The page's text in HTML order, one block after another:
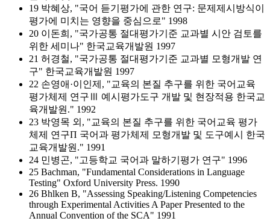
19 박혜상, "국어 듣기평가에 관한 연구: 문제제시방식이
평가에 미치는 영향을 중심으로" 1998
20 이돈희, "국가공통 절대평가기준 교과별 시안 검토를
위한 세미나" 한국교육개발원 1997
21 허경철, "국가공통 절대평가기준 교과별 모형개발 연
구" 한국교육개발원 1997
22 손영애·이인제, "교육의 본질 추구를 위한 국어교육
평가체제 연구Ⅲ 예시평가도구 개발 및 현장적용 한국교
육개발원." 1992
23 박영목 외, "교육의 본질 추구를 위한 국어교육 평가
체제 연구Π 국어과 평가체제 모형개발 및 도구예시 한국
교육개발원." 1991
24 민병곤, "고등학교 국어과 말하기평가 연구" 1996
25 Bachman, "Fundamental Considerations in Language
Testing" Oxford University Press. 1990
26 Bhlken B, "Assessing Speaking/Listening Competencies
through Experimental Activities A Paper Presented to the
Annual Convention of the SCA" 1991